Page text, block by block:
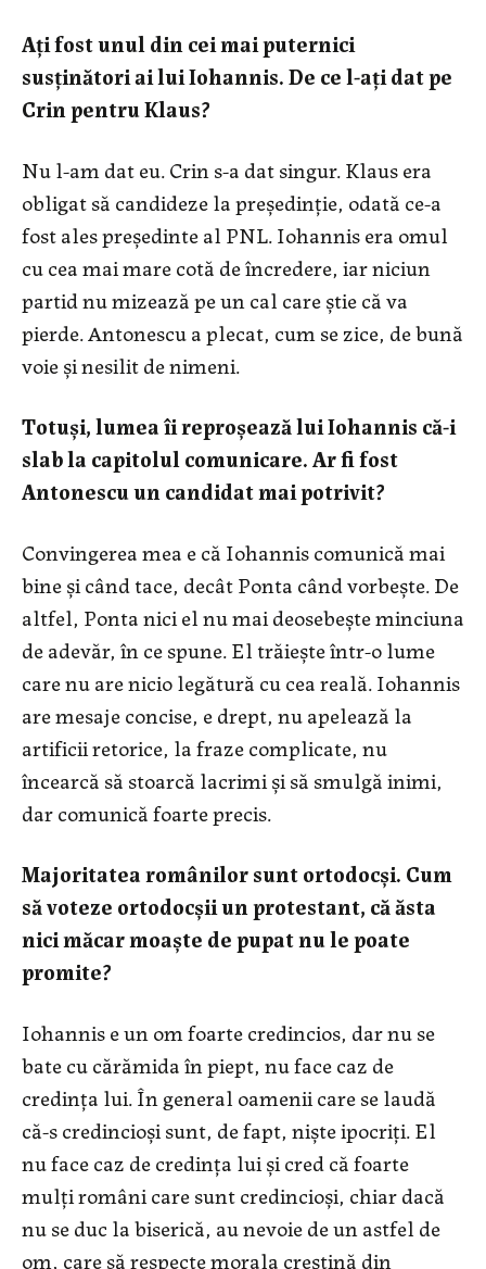
Aţi fost unul din cei mai puternici
susţinători ai lui Iohannis. De ce l-aţi dat pe
Crin pentru Klaus?
Nu l-am dat eu. Crin s-a dat singur. Klaus era
obligat să candideze la preşedinţie, odată ce-a
fost ales preşedinte al PNL. Iohannis era omul
cu cea mai mare cotă de încredere, iar niciun
partid nu mizează pe un cal care ştie că va
pierde. Antonescu a plecat, cum se zice, de bună
voie şi nesilit de nimeni.
Totuşi, lumea îi reproşează lui Iohannis că-i
slab la capitolul comunicare. Ar fi fost
Antonescu un candidat mai potrivit?
Convingerea mea e că Iohannis comunică mai
bine şi când tace, decât Ponta când vorbeşte. De
altfel, Ponta nici el nu mai deosebeşte minciuna
de adevăr, în ce spune. El trăieşte într-o lume
care nu are nicio legătură cu cea reală. Iohannis
are mesaje concise, e drept, nu apelează la
artificii retorice, la fraze complicate, nu
încearcă să stoarcă lacrimi şi să smulgă inimi,
dar comunică foarte precis.
Majoritatea românilor sunt ortodocşi. Cum
să voteze ortodocşii un protestant, că ăsta
nici măcar moaşte de pupat nu le poate
promite?
Iohannis e un om foarte credincios, dar nu se
bate cu cărămida în piept, nu face caz de
credinţa lui. În general oamenii care se laudă
că-s credincioşi sunt, de fapt, nişte ipocriţi. El
nu face caz de credinţa lui şi cred că foarte
mulţi români care sunt credincioşi, chiar dacă
nu se duc la biserică, au nevoie de un astfel de
om, care să respecte morala creştină din